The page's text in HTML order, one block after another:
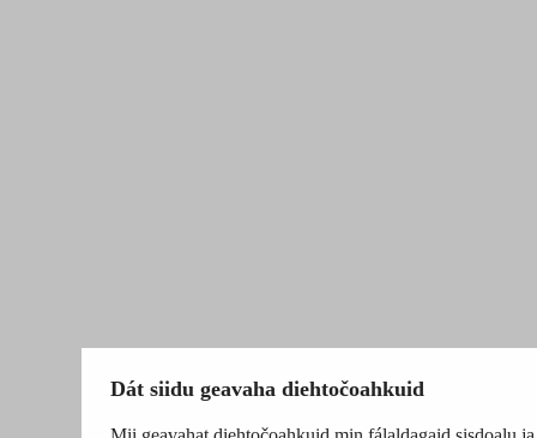
Dát siidu geavaha diehtočoahkuid